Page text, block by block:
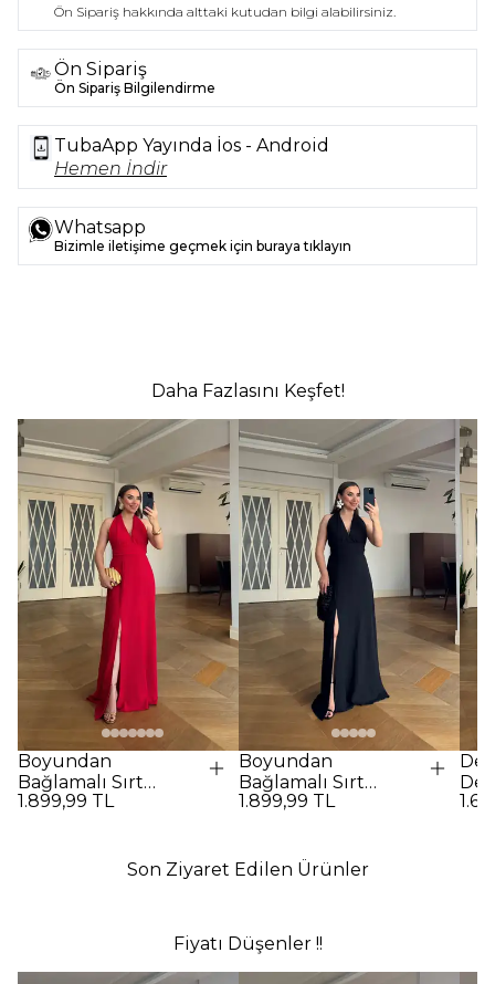
Ön Sipariş hakkında alttaki kutudan bilgi alabilirsiniz.
Ön Sipariş
Ön Sipariş Bilgilendirme
TubaApp Yayında İos - Android
Hemen İndir
Whatsapp
Bizimle iletişime geçmek için buraya tıklayın
Daha Fazlasını Keşfet!
Boyundan
Bağlamalı Sırt
Dekolteli Uzun
1.899,99 TL
Boyundan
Bağlamalı Sırt
Dekolteli Uzun
1.899,99 TL
Son Ziyaret Edilen Ürünler
Fiyatı Düşenler !!